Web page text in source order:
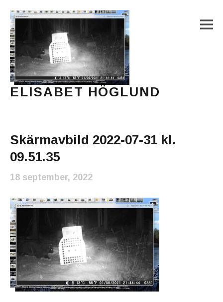
ELISABET HÖGLUND
Skärmavbild 2022-07-31 kl.
09.51.35
18 september, 2022